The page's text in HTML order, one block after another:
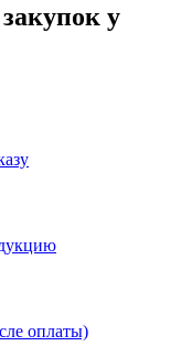
у
оплаты)